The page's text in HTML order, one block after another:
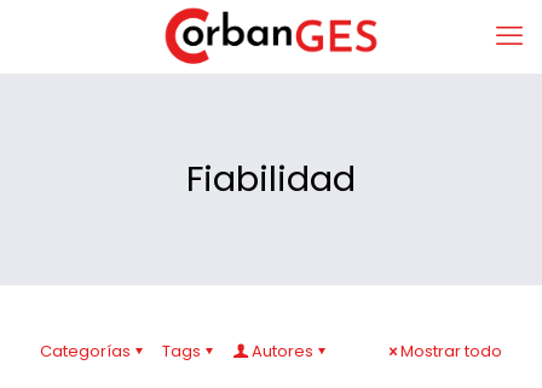
Fiabilidad
Categorías Tags Autores Mostrar todo